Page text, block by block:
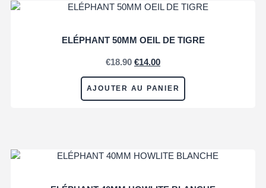
ELÉPHANT 50MM OEIL DE TIGRE
€18.90 €14.00
AJOUTER AU PANIER